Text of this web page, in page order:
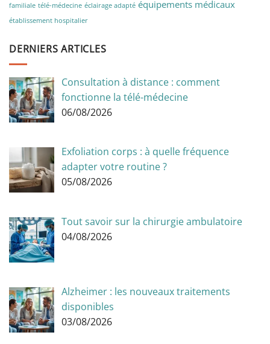
familiale télé-médecine éclairage adapté équipements médicaux
établissement hospitalier
DERNIERS ARTICLES
Consultation à distance : comment
fonctionne la télé-médecine
06/08/2026
Exfoliation corps : à quelle fréquence
adapter votre routine ?
05/08/2026
Tout savoir sur la chirurgie ambulatoire
04/08/2026
Alzheimer : les nouveaux traitements
disponibles
03/08/2026